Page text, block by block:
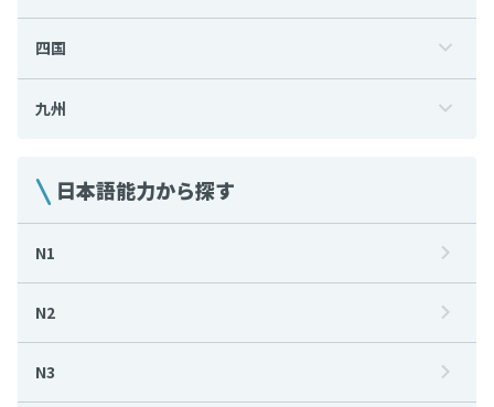
四国
九州
日本語能力から探す
N1
N2
N3